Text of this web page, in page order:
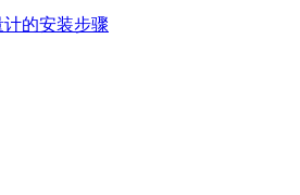
的安装步骤